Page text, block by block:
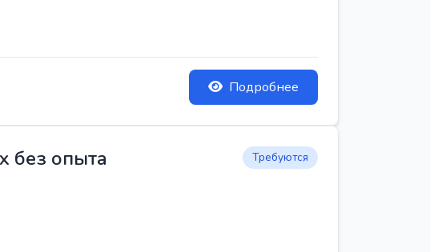
Подробнее
без опыта Требуются